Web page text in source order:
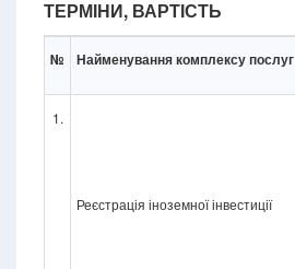
ТЕРМІНИ, ВАРТІСТЬ
№ Найменування комплексу послуг
1.
Реєстрація іноземної інвестиції